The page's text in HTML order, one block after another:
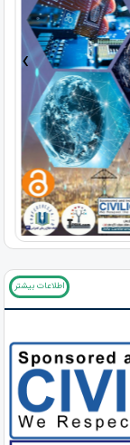
›
اطلاعات بیشتر